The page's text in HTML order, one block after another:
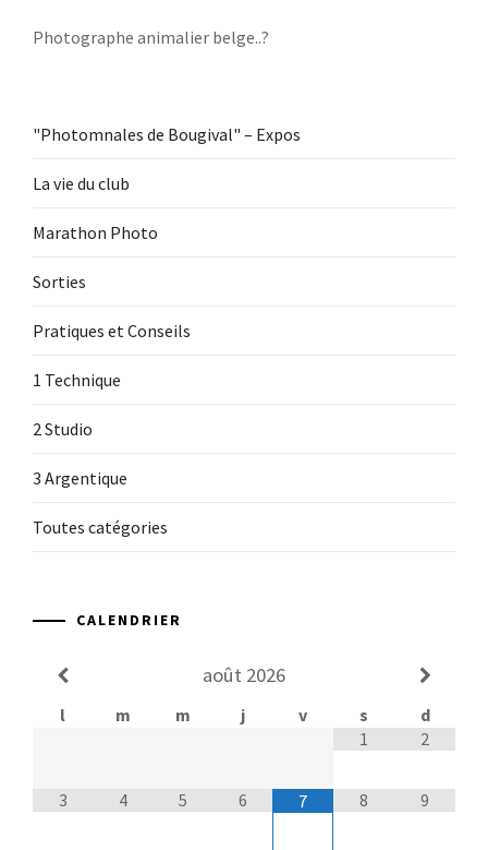
Photographe animalier belge..?
"Photomnales de Bougival" – Expos
La vie du club
Marathon Photo
Sorties
Pratiques et Conseils
1 Technique
2 Studio
3 Argentique
Toutes catégories
CALENDRIER
août 2026
l m m j v s
d
1
2
3 4 5 6 7 8 9